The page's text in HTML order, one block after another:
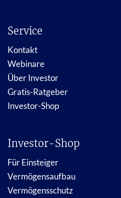
Service
Kontakt
Webinare
Über Investor
Gratis-Ratgeber
Investor-Shop
Investor-Shop
Für Einsteiger
Vermögensaufbau
Vermögensschutz